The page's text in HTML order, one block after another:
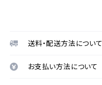
送料・配送方法について
お支払い方法について